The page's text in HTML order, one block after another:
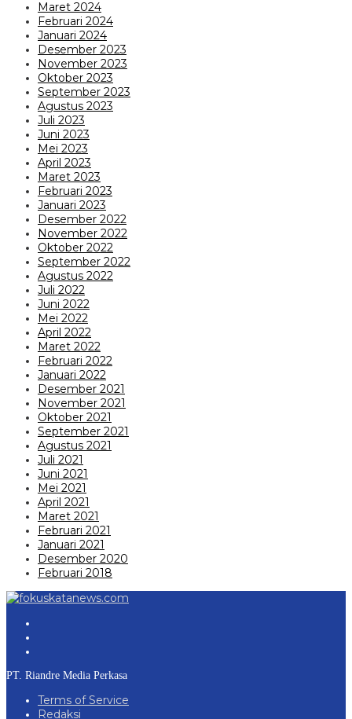
Maret 2024
Februari 2024
Januari 2024
Desember 2023
November 2023
Oktober 2023
September 2023
Agustus 2023
Juli 2023
Juni 2023
Mei 2023
April 2023
Maret 2023
Februari 2023
Januari 2023
Desember 2022
November 2022
Oktober 2022
September 2022
Agustus 2022
Juli 2022
Juni 2022
Mei 2022
April 2022
Maret 2022
Februari 2022
Januari 2022
Desember 2021
November 2021
Oktober 2021
September 2021
Agustus 2021
Juli 2021
Juni 2021
Mei 2021
April 2021
Maret 2021
Februari 2021
Januari 2021
Desember 2020
Februari 2018
PT. Riandre Media Perkasa
Terms of Service
Redaksi